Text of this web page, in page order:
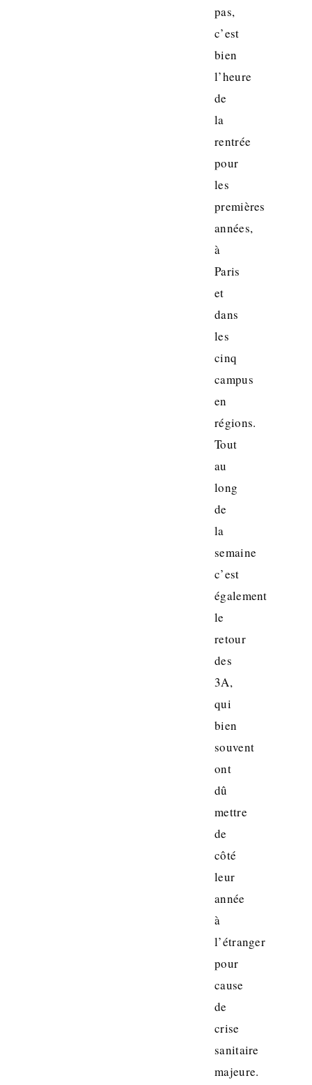
pas,
c’est
bien
l’heure
de
la
rentrée
pour
les
premières
années,
à
Paris
et
dans
les
cinq
campus
en
régions.
Tout
au
long
de
la
semaine
c’est
également
le
retour
des
3A,
qui
bien
souvent
ont
dû
mettre
de
côté
leur
année
à
l’étranger
pour
cause
de
crise
sanitaire
majeure.